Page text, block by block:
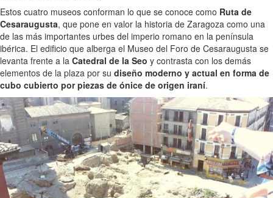
Estos cuatro museos conforman lo que se conoce como Ruta de
Cesaraugusta, que pone en valor la historia de Zaragoza como una
de las más importantes urbes del imperio romano en la península
ibérica. El edificio que alberga el Museo del Foro de Cesaraugusta se
levanta frente a la Catedral de la Seo y contrasta con los demás
elementos de la plaza por su diseño moderno y actual en forma de
cubo cubierto por piezas de ónice de origen iraní.